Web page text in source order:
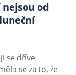
od
se dříve
se za to, že